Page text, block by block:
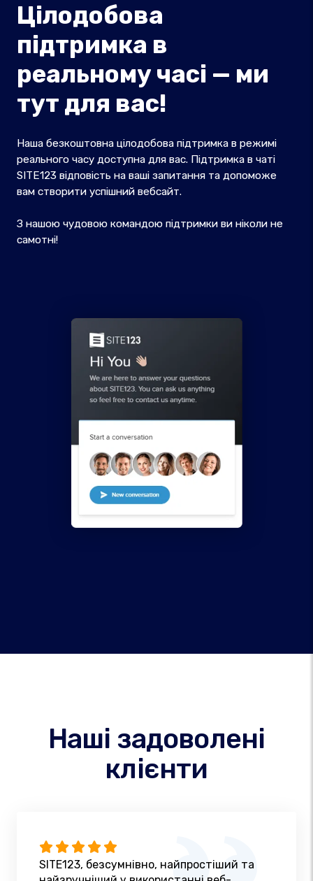
Цілодобова
підтримка в
реальному часі — ми
тут для вас!
Наша безкоштовна цілодобова підтримка в режимі
реального часу доступна для вас. Підтримка в чаті
SITE123 відповість на ваші запитання та допоможе
вам створити успішний вебсайт.
З нашою чудовою командою підтримки ви ніколи не
самотні!
Наші задоволені
клієнти
SITE123, безсумнівно, найпростіший та